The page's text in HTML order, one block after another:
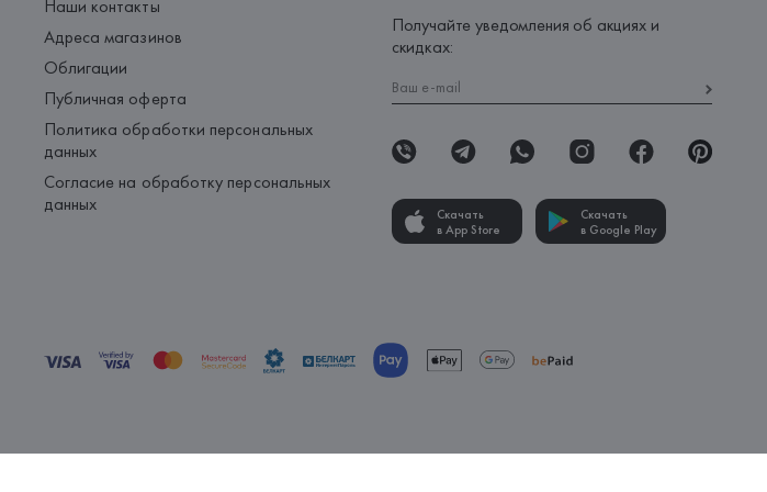
Наши контакты
Адреса магазинов
Облигации
Публичная оферта
Политика обработки персональных
данных
Согласие на обработку персональных
данных
Получайте уведомления об акциях и
скидках:
Скачать
в App Store
Скачать
в Google Play